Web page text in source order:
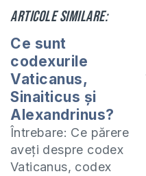
Articole similare:
Ce sunt
codexurile
Vaticanus,
Sinaiticus și
Alexandrinus?
Întrebare: Ce părere
aveți despre codex
Vaticanus, codex